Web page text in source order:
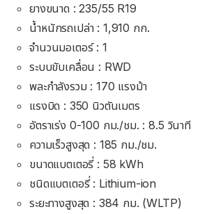
ยางขนาด : 235/55 R19
น้ำหนักรถเปล่า : 1,910 กก.
จำนวนมอเตอร์ : 1
ระบบขับเคลื่อน : RWD
พละกำลังรวม : 170 แรงม้า
แรงบิด : 350 นิวตันเมตร
อัตราเร่ง 0-100 กม./ชม. : 8.5 วินาที
ความเร็วสูงสุด : 185 กม./ชม.
ขนาดแบตเตอรี่ : 58 kWh
ชนิดแบตเตอรี่ : Lithium-ion
ระยะทางสูงสุด : 384 กม. (WLTP)